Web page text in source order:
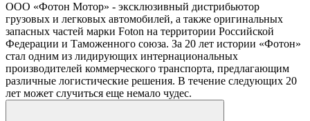
ООО «Фотон Мотор» - эксклюзивный дистрибьютор
грузовых и легковых автомобилей, а также оригинальных
запасных частей марки Foton на территории Российской
Федерации и Таможенного союза. За 20 лет истории «Фотон»
стал одним из лидирующих интернациональных
производителей коммерческого транспорта, предлагающим
различные логистические решения. В течение следующих 20
лет может случиться еще немало чудес.